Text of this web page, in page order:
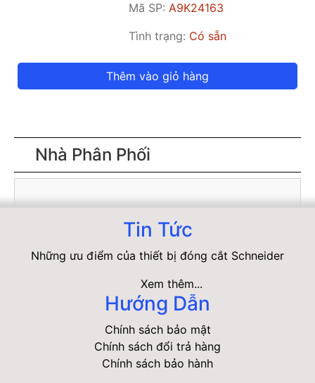
Mã SP:A9K24163
Tình trạng: Có sẵn
Thêm vào giỏ hàng
Nhà Phân Phối
Tin Tức
Những ưu điểm của thiết bị đóng cắt Schneider
Xem thêm...
Hướng Dẫn
Chính sách bảo mật
Chính sách đổi trả hàng
Chính sách bảo hành